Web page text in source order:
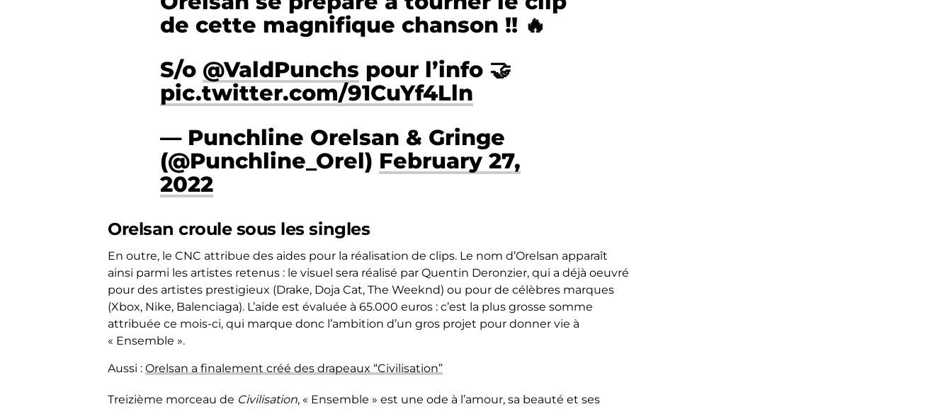
de cette magnifique chanson !! 🔥
S/o @ValdPunchs pour l’info 🤝
pic.twitter.com/91CuYf4Lln
— Punchline Orelsan & Gringe
(@Punchline_Orel) February 27,
2022
Orelsan croule sous les singles
En outre, le CNC attribue des aides pour la réalisation de clips. Le nom d’Orelsan apparaît
ainsi parmi les artistes retenus : le visuel sera réalisé par Quentin Deronzier, qui a déjà oeuvré
pour des artistes prestigieux (Drake, Doja Cat, The Weeknd) ou pour de célèbres marques
(Xbox, Nike, Balenciaga). L’aide est évaluée à 65.000 euros : c’est la plus grosse somme
attribuée ce mois-ci, qui marque donc l’ambition d’un gros projet pour donner vie à
« Ensemble ».
Aussi : Orelsan a finalement créé des drapeaux “Civilisation”
Treizième morceau de Civilisation, « Ensemble » est une ode à l’amour, sa beauté et ses